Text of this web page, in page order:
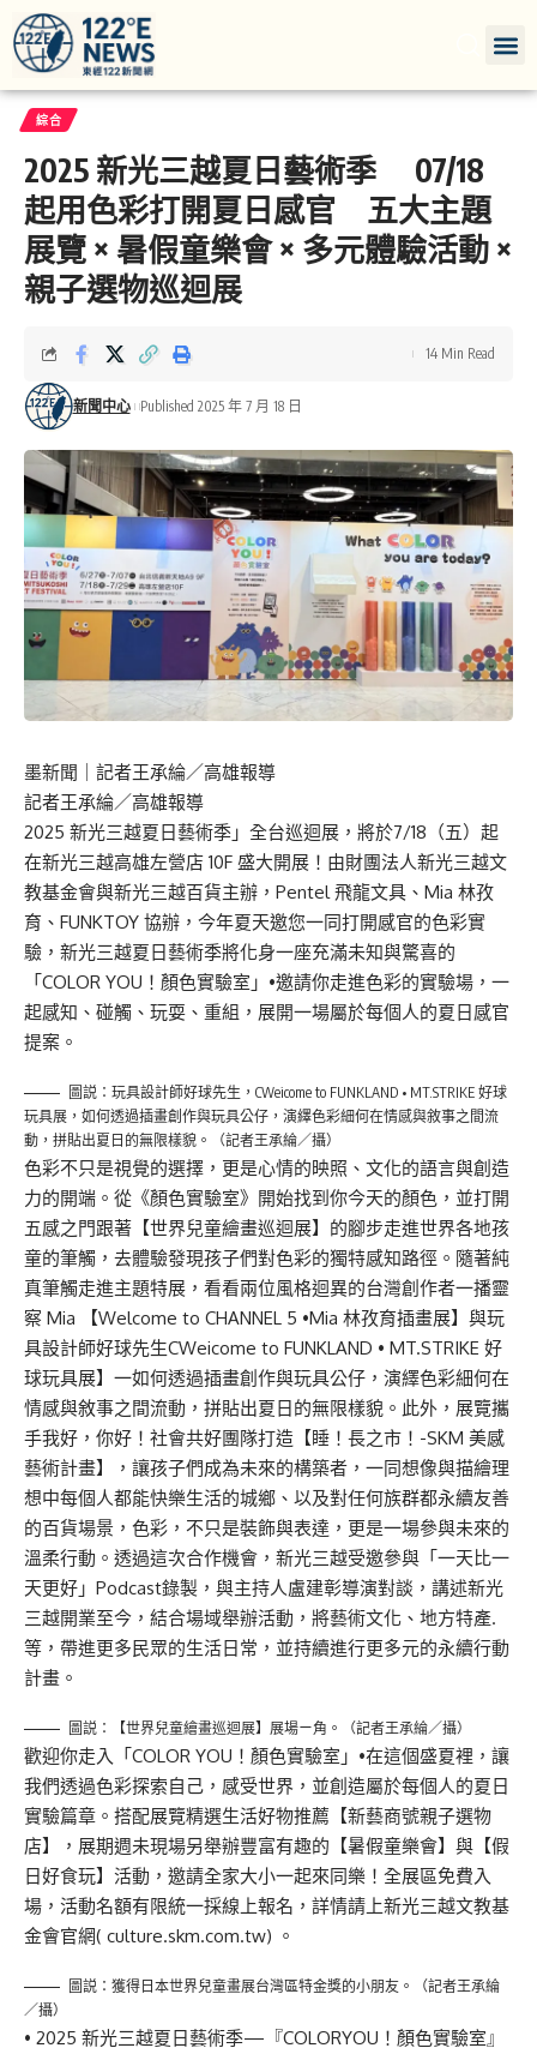
綜合
2025 新光三越夏日藝術季 07/18
起用色彩打開夏日感官 五大主題
展覽 × 暑假童樂會 × 多元體驗活動 ×
親子選物巡迴展
新聞中心 Published 2025 年 7 月 18 日
14 Min Read
墨新聞 ｜記者王承綸／高雄報導
記者王承綸／高雄報導
2025 新光三越夏日藝術季」全台巡迴展，將於7/18（五）起
在新光三越高雄左營店 10F 盛大開展！由財團法人新光三越文
教基金會與新光三越百貨主辦，Pentel 飛龍文具、Mia 林孜
育、FUNKTOY 協辦，今年夏天邀您一同打開感官的色彩實
驗，新光三越夏日藝術季將化身一座充滿未知與驚喜的
「COLOR YOU！顏色實驗室」•邀請你走進色彩的實驗場，一
起感知、碰觸、玩耍、重組，展開一場屬於每個人的夏日感官
提案。
圖説：玩具設計師好球先生，CWeicome to FUNKLAND • MT.STRIKE 好球
玩具展，如何透過插畫創作與玩具公仔，演繹色彩細何在情感與敘事之間流
動，拼貼出夏日的無限樣貌。（記者王承綸／攝）
色彩不只是視覺的選擇，更是心情的映照、文化的語言與創造
力的開端。從《顏色實驗室》開始找到你今天的顏色，並打開
五感之門跟著【世界兒童繪畫巡迴展】的腳步走進世界各地孩
童的筆觸，去體驗發現孩子們對色彩的獨特感知路徑。隨著純
真筆觸走進主題特展，看看兩位風格迴異的台灣創作者一播靈
察 Mia 【Welcome to CHANNEL 5 •Mia 林孜育插畫展】與玩
具設計師好球先生CWeicome to FUNKLAND • MT.STRIKE 好
球玩具展】一如何透過插畫創作與玩具公仔，演繹色彩細何在
情感與敘事之間流動，拼貼出夏日的無限樣貌。此外，展覽攜
手我好，你好！社會共好團隊打造【睡！長之市！-SKM 美感
藝術計畫】，讓孩子們成為未來的構築者，一同想像與描繪理
想中每個人都能快樂生活的城鄉、以及對任何族群都永續友善
的百貨場景，色彩，不只是裝飾與表達，更是一場參與未來的
溫柔行動。透過這次合作機會，新光三越受邀參與「一天比一
天更好」Podcast錄製，與主持人盧建彰導演對談，講述新光
三越開業至今，結合場域舉辦活動，將藝術文化、地方特產.
等，帶進更多民眾的生活日常，並持續進行更多元的永續行動
計畫。
圖説：【世界兒童繪畫巡迴展】展場ㄧ角。（記者王承綸／攝）
歡迎你走入「COLOR YOU！顏色實驗室」•在這個盛夏裡，讓
我們透過色彩探索自己，感受世界，並創造屬於每個人的夏日
實驗篇章。搭配展覽精選生活好物推薦【新藝商號親子選物
店】，展期週未現場另舉辦豐富有趣的【暑假童樂會】與【假
日好食玩】活動，邀請全家大小一起來同樂！全展區免費入
場，活動名額有限統一採線上報名，詳情請上新光三越文教基
金會官網( culture.skm.com.tw) 。
圖説：獲得日本世界兒童畫展台灣區特金獎的小朋友。（記者王承綸
／攝）
• 2025 新光三越夏日藝術季—『COLORYOU！顏色實驗室』